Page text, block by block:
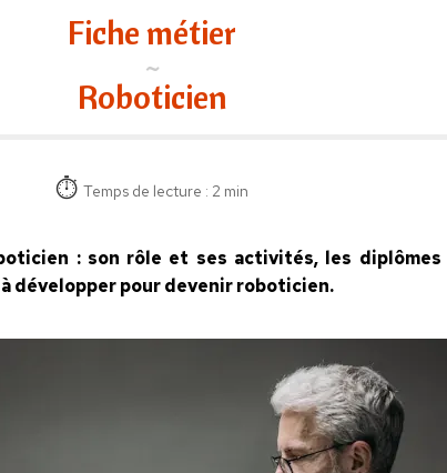
Fiche métier
Roboticien
Temps de lecture : 2 min
: son rôle et ses activités, les
développer pour devenir roboticien.